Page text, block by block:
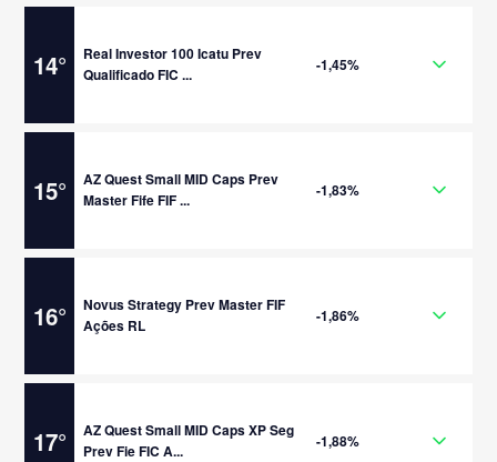
14°
Real Investor 100 Icatu Prev
Qualificado FIC ...
-1,45%
15°
AZ Quest Small MID Caps Prev
Master Fife FIF ...
-1,83%
16°
Novus Strategy Prev Master FIF
Ações RL
-1,86%
17°
AZ Quest Small MID Caps XP Seg
Prev Fie FIC A...
-1,88%